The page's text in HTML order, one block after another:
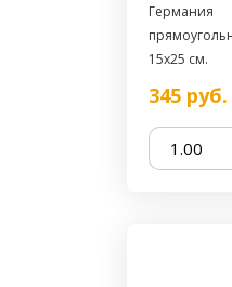
Германия
15x25 см.
345 руб.